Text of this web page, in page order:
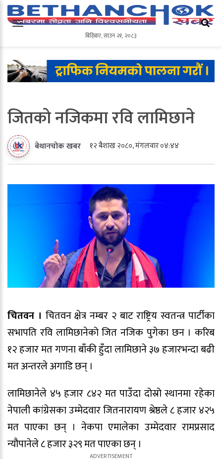
बिहिबार,साउन २१,२०८३
बिहिबार,साउन २१, २०८३
जितको नजिकमा रवि लामिछाने
बेथानचोक खबर १२ बैशाख २०८०, मंगलवार ०४:४४
चितवन । चितवन क्षेत्र नम्बर २ बाट राष्ट्रिय स्वतन्त्र पार्टीका
सभापति रवि लामिछानेको जित नजिक पुगेका छन । करिब
१२ हजार मत गणना बाँकी हुँदा लामिछाने ३७ हजारभन्दा बढी
मत अन्तरले अगाडि छन् ।
लामिछानेले ४५ हजार ८४२ मत पाउँदा दोस्रो स्थानमा रहेका
नेपाली कांग्रेसका उम्मेदवार जितनारायण श्रेष्ठले ८ हजार ४२५
मत पाएका छन् । नेकपा एमालेका उम्मेदवार रामप्रसाद
न्यौपानेले ८ हजार ३२९ मत पाएका छन् ।